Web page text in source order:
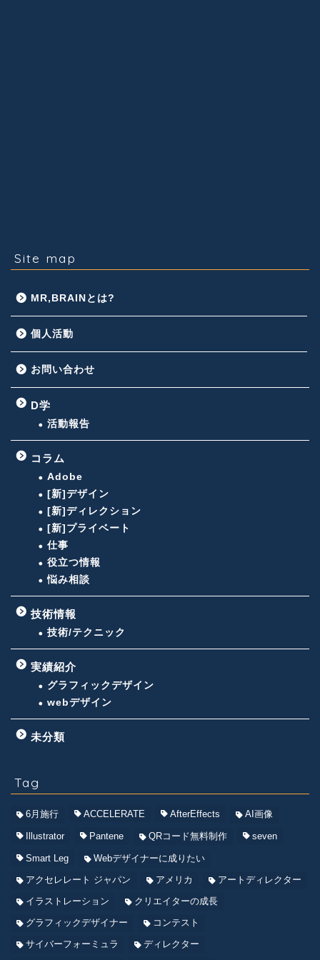
Site map
MR,BRAINとは?
個人活動
お問い合わせ
D学
活動報告
コラム
Adobe
[新]デザイン
[新]ディレクション
[新]プライベート
仕事
役立つ情報
悩み相談
技術情報
技術/テクニック
実績紹介
グラフィックデザイン
webデザイン
未分類
Tag
6月施行 ACCELERATE AfterEffects AI画像
Illustrator Pantene QRコード無料制作 seven
Smart Leg
Webデザイナーに成りたい
アクセレレート ジャパン
アメリカ
アートディレクター
イラストレーション
クリエイターの成長
グラフィックデザイナー
コンテスト
サイバーフォーミュラ
ディレクター